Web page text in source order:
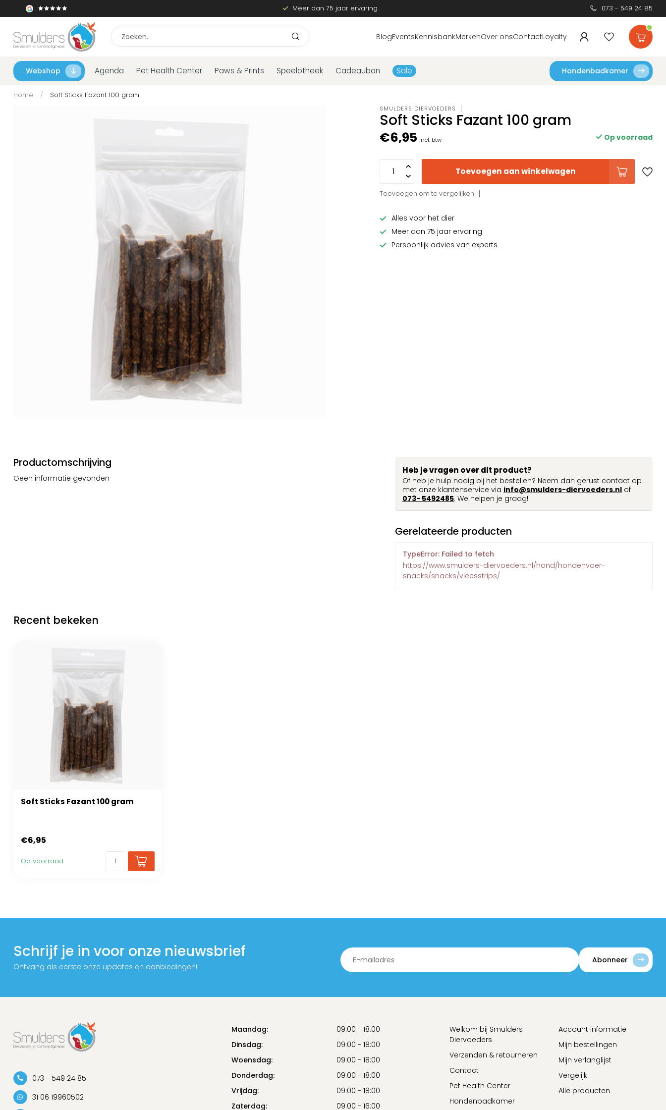
Meer dan 75 jaar ervaring 073 - 549 24 85
BlogEventsKennisbankMerkenOver onsContactLoyalty
Webshop Agenda Pet Health Center Paws & Prints Speelotheek Cadeaubon Sale Hondenbadkamer
Home / Soft Sticks Fazant 100 gram
SMULDERS DIERVOEDERS
Soft Sticks Fazant 100 gram
€6,95 Incl. btw Op voorraad
Toevoegen aan winkelwagen
Toevoegen om te vergelijken
Alles voor het dier
Meer dan 75 jaar ervaring
Persoonlijk advies van experts
Productomschrijving
Geen informatie gevonden
Heb je vragen over dit product?
Of heb je hulp nodig bij het bestellen? Neem dan gerust contact op
met onze klantenservice via info@smulders-diervoeders.nl of
073- 5492485. We helpen je graag!
Gerelateerde producten
TypeError: Failed to fetch
https://www.smulders-diervoeders.nl/hond/hondenvoer-
snacks/snacks/vleesstrips/
Recent bekeken
Soft Sticks Fazant 100 gram
€6,95
Op voorraad
Schrijf je in voor onze nieuwsbrief
Ontvang als eerste onze updates en aanbiedingen!
Abonneer
073 - 549 24 85
31 06 19960502
Maandag:
09:00 - 18:00
Dinsdag:
09:00 - 18:00
Woensdag:
09:00 - 18:00
Donderdag:
09:00 - 18:00
Vrijdag:
09:00 - 18:00
Zaterdag:
09:00 - 16:00
Welkom bij Smulders
Diervoeders
Verzenden & retourneren
Contact
Pet Health Center
Hondenbadkamer
Account informatie
Mijn bestellingen
Mijn verlanglijst
Vergelijk
Alle producten